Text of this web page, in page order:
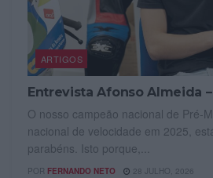
ARTIGOS
Entrevista Afonso Almeida
O nosso campeão nacional de Pré-
nacional de velocidade em 2025,
parabéns. Isto porque,...
POR FERNANDO NETO 28 JULHO, 2026